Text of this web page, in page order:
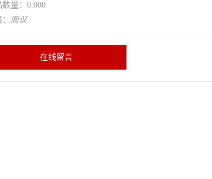
数量：0.000
面议
在线留言